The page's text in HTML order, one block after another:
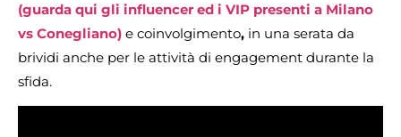
(guarda qui gli influencer ed i VIP presenti a Milano
vs Conegliano) e coinvolgimento, in una serata da
brividi anche per le attività di engagement durante la
sfida.